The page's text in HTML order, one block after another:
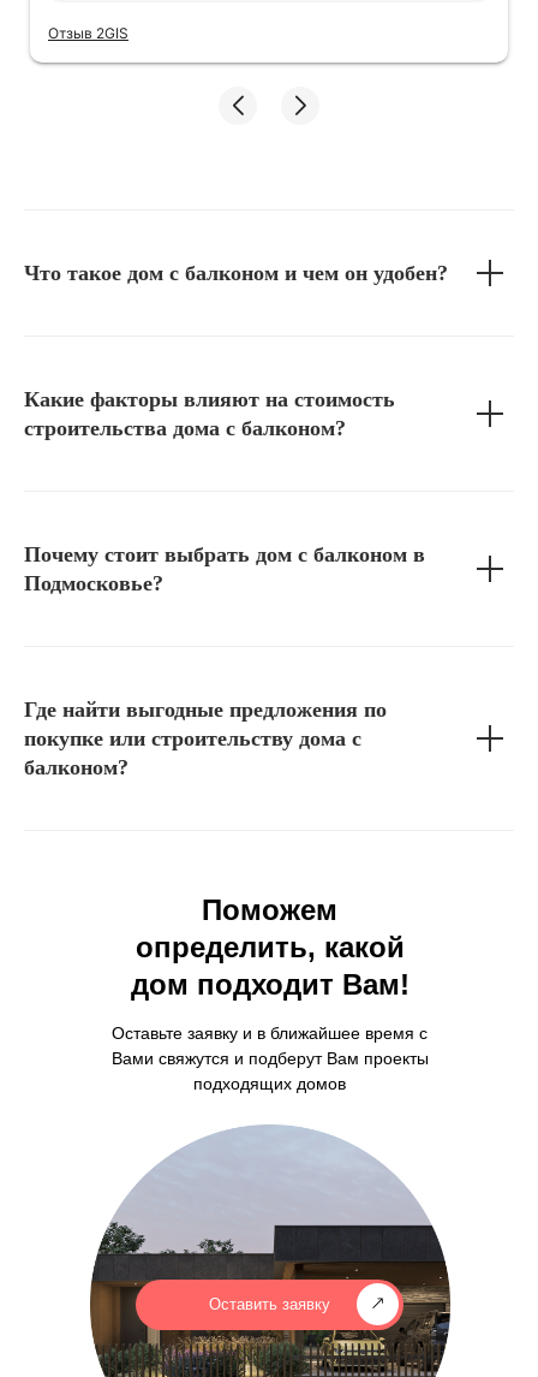
Отзыв 2GIS
Что такое дом с балконом и чем он удобен?
Какие факторы влияют на стоимость
строительства дома с балконом?
Почему стоит выбрать дом с балконом в
Подмосковье?
Где найти выгодные предложения по
покупке или строительству дома с
балконом?
Оставить заявку
Поможем
определить, какой
дом подходит Вам!
Оставьте заявку и в ближайшее время с
Вами свяжутся и подберут Вам проекты
подходящих домов